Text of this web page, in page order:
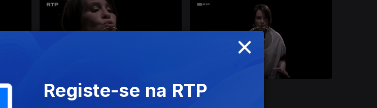
01 abr. 2026 31 mar. 2026
×
Registe-se na RTP